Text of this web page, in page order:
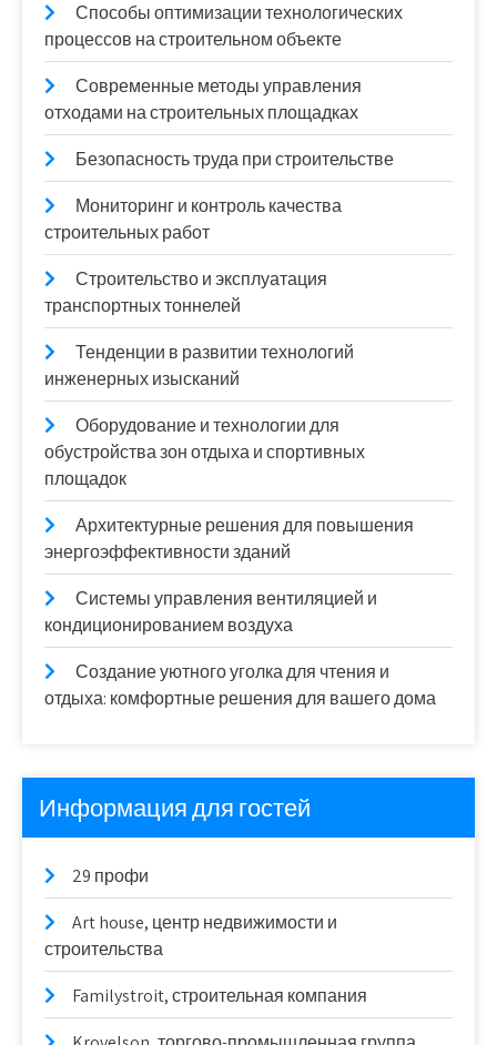
Способы оптимизации технологических
процессов на строительном объекте
Современные методы управления
отходами на строительных площадках
Безопасность труда при строительстве
Мониторинг и контроль качества
строительных работ
Строительство и эксплуатация
транспортных тоннелей
Тенденции в развитии технологий
инженерных изысканий
Оборудование и технологии для
обустройства зон отдыха и спортивных
площадок
Архитектурные решения для повышения
энергоэффективности зданий
Системы управления вентиляцией и
кондиционированием воздуха
Создание уютного уголка для чтения и
отдыха: комфортные решения для вашего дома
Информация для гостей
29 профи
Art house, центр недвижимости и
строительства
Familystroit, строительная компания